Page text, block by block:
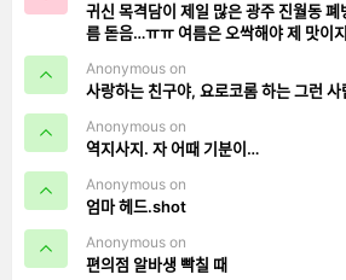
귀신 목격담이 제일 많은 광주
름 돋음…ㅠㅠ 여름은 오싹해야 제
Anonymous on
사랑하는 친구야, 요로코롬 하는 그런
Anonymous on
역지사지. 자 어때 기분이…
Anonymous on
엄마 헤드.shot
Anonymous on
편의점 알바생 빡칠 때